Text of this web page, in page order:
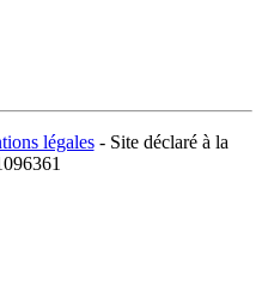
légales- Site déclaré à la